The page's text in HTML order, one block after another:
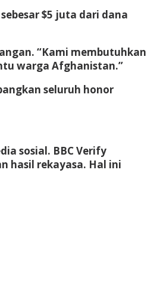
$5 juta dari dana
“Kami membutuhkan
warga Afghanistan.”
seluruh honor
sosial. BBC Verify
hasil rekayasa. Hal ini